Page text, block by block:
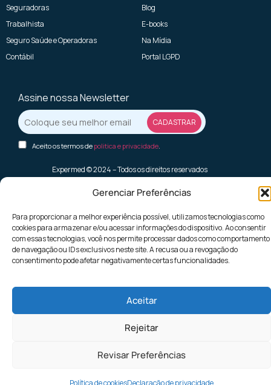
Gerenciar Preferências
Para proporcionar a melhor experiência possível, utilizamos tecnologias como
cookies para armazenar e/ou acessar informações do dispositivo. Ao consentir
com essas tecnologias, você nos permite processar dados como comportamento
de navegação ou IDs exclusivos neste site. A recusa ou a revogação do
consentimento pode afetar negativamente certas funcionalidades.
Aceitar
Rejeitar
Revisar Preferências
Política de cookiesDeclaração de privacidade
Seguradoras
Trabalhista
Seguro Saúde e Operadoras
Contábil
Blog
E-books
Na Mídia
Portal LGPD
Assine nossa Newsletter
Aceito os termos de politica e privacidade.
Expermed © 2024 – Todos os direitos reservados